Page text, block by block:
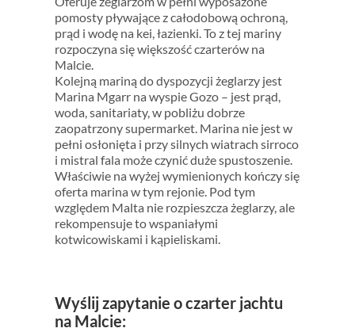
pomosty pływające z całodobową ochroną,
prąd i wodę na kei, łazienki. To z tej mariny
rozpoczyna się większość czarterów na
Malcie.
Kolejną mariną do dyspozycji żeglarzy jest
Marina Mgarr na wyspie Gozo – jest prąd,
woda, sanitariaty, w pobliżu dobrze
zaopatrzony supermarket. Marina nie jest w
pełni osłonięta i przy silnych wiatrach sirroco
i mistral fala może czynić duże spustoszenie.
Właściwie na wyżej wymienionych kończy się
oferta marina w tym rejonie. Pod tym
względem Malta nie rozpieszcza żeglarzy, ale
rekompensuje to wspaniałymi
kotwicowiskami i kąpieliskami.
Wyślij zapytanie o czarter jachtu
na Malcie: